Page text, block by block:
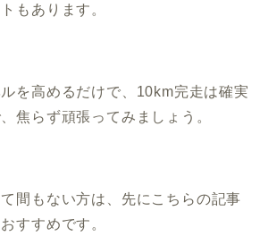
もあります。
を高めるだけで、10km完走は確実
焦らず頑張ってみましょう。
間もない方は、先にこちらの記事
すすめです。